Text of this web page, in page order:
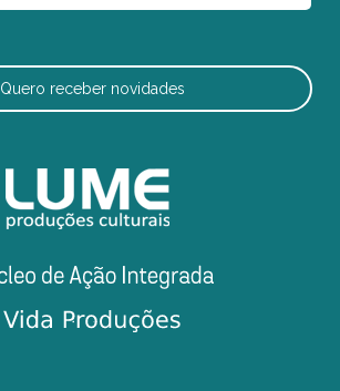
Quero receber novidades